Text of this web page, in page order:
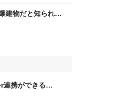
建物だと知られて
の被爆者が息絶
連携ができる